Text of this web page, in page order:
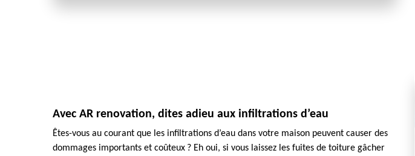
Avec AR renovation, dites adieu aux infiltrations d’eau
Êtes-vous au courant que les infiltrations d’eau dans votre maison peuvent causer des
dommages importants et coûteux ? Eh oui, si vous laissez les fuites de toiture gâcher